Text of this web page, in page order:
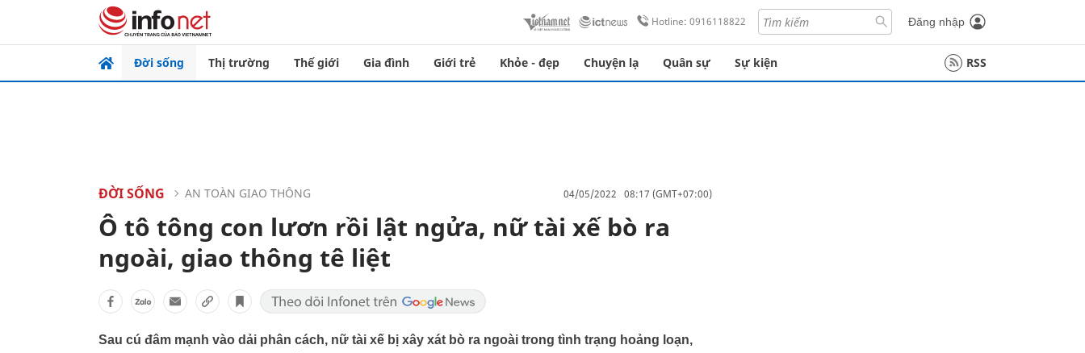
Hotline: 0916118822 Đăng nhập
Đời sống Thị trường Thế giới Gia đình Giới trẻ Khỏe - đẹp Chuyện lạ Quân sự Sự kiện RSS
ĐỜI SỐNG AN TOÀN GIAO THÔNG 04/05/2022 08:17 (GMT+07:00)
Ô tô tông con lươn rồi lật ngửa, nữ tài xế bò ra
ngoài, giao thông tê liệt
Sau cú đâm mạnh vào dải phân cách, nữ tài xế bị xây xát bò ra ngoài trong tình trạng hoảng loạn,